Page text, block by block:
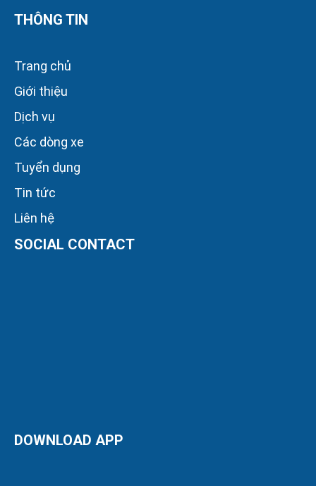
THÔNG TIN
Trang chủ
Giới thiệu
Dịch vụ
Các dòng xe
Tuyển dụng
Tin tức
Liên hệ
SOCIAL CONTACT
DOWNLOAD APP